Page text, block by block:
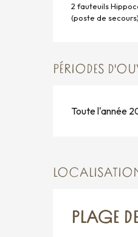
2 fauteuils
(poste de secours)
PÉRIODES
Toute l'année
PLAGE